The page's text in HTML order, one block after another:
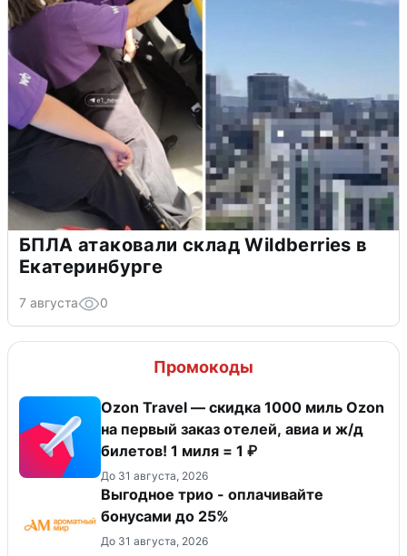
БПЛА атаковали склад Wildberries в
Екатеринбурге
7 августа 0
Промокоды
Ozon Travel — скидка 1000 миль Ozon
на первый заказ отелей, авиа и ж/д
билетов! 1 миля = 1 ₽
До 31 августа, 2026
Выгодное трио - оплачивайте
бонусами до 25%
До 31 августа, 2026